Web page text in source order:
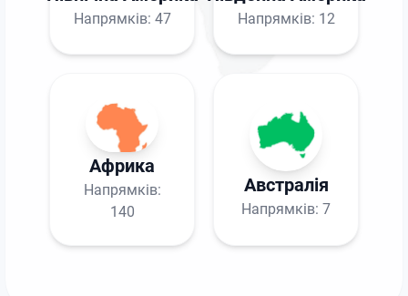
Напрямків: 47 Напрямків: 12
Африка
Напрямків:
140
Австралія
Напрямків: 7